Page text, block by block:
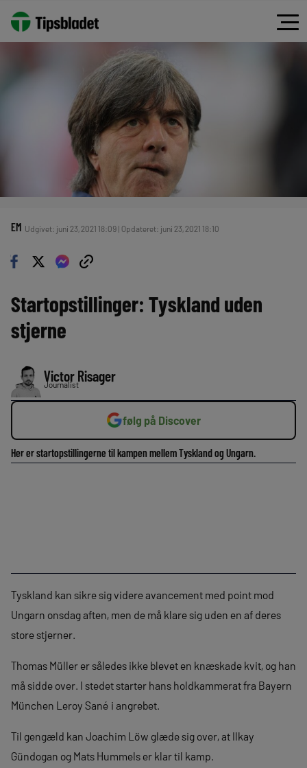
EM Udgivet: juni 23, 2021 18:09 | Opdateret: juni 23, 2021 18:10
Startopstillinger: Tyskland uden
stjerne
Victor Risager
Journalist
følg på Discover
Her er startopstillingerne til kampen mellem Tyskland og Ungarn.
Tyskland kan sikre sig videre avancement med point mod
Ungarn onsdag aften, men de må klare sig uden en af deres
store stjerner.
Thomas Müller er således ikke blevet en knæskade kvit, og han
må sidde over. I stedet starter hans holdkammerat fra Bayern
München Leroy Sané i angrebet.
Til gengæld kan Joachim Löw glæde sig over, at Ilkay
Gündogan og Mats Hummels er klar til kamp.